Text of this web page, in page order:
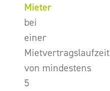
Mieter
bei
einer
Mietvertragslaufzeit
von mindestens
5